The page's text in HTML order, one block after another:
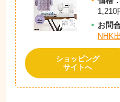
1,210
お問
NHK
ショッピング
サイトへ